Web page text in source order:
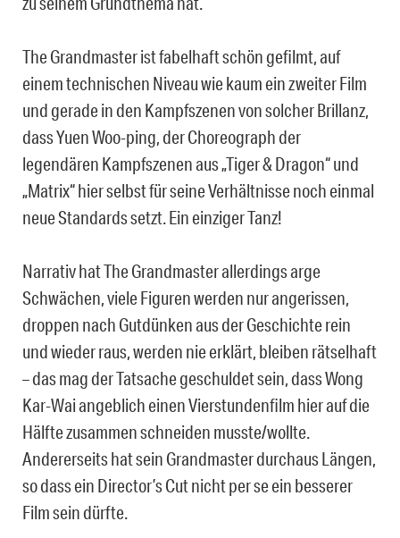
The Grandmaster ist fabelhaft schön gefilmt, auf
einem technischen Niveau wie kaum ein zweiter Film
und gerade in den Kampfszenen von solcher Brillanz,
dass Yuen Woo-ping, der Choreograph der
legendären Kampfszenen aus „Tiger & Dragon“ und
„Matrix“ hier selbst für seine Verhältnisse noch einmal
neue Standards setzt. Ein einziger Tanz!
Narrativ hat The Grandmaster allerdings arge
Schwächen, viele Figuren werden nur angerissen,
droppen nach Gutdünken aus der Geschichte rein
und wieder raus, werden nie erklärt, bleiben rätselhaft
– das mag der Tatsache geschuldet sein, dass Wong
Kar-Wai angeblich einen Vierstundenfilm hier auf die
Hälfte zusammen schneiden musste/wollte.
Andererseits hat sein Grandmaster durchaus Längen,
so dass ein Director’s Cut nicht per se ein besserer
Film sein dürfte.